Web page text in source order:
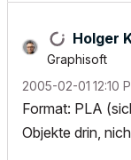
Holger
Graphisoft
‎2005-02-01 12:10
Format: PLA
Objekte drin,